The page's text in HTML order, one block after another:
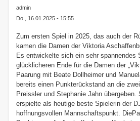
admin
Do., 16.01.2025 - 15:55
Zum ersten Spiel in 2025, das auch der
kamen die Damen der Viktoria
Es entwickelte sich ein sehr spannendes
glücklicheren Ende für die Damen der
Paarung mit Beate Dollheimer und
bereits einen Punkterückstand an die
Preissler und Stephanie Jahn übergeben.
erspielte als heutige beste Spielerin der
hoffnungsvollen Mannschaftspunkt.